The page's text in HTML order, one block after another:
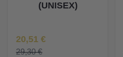
(UNISEX)
Īpaša Cena
20,51 €
29,30 €